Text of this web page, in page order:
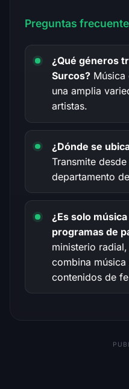
Preguntas
¿Qué géneros
Surcos?
una amplia
artistas.
¿Dónde se
Transmite
departamento
¿Es solo
programas de
ministerio
combina
contenidos de